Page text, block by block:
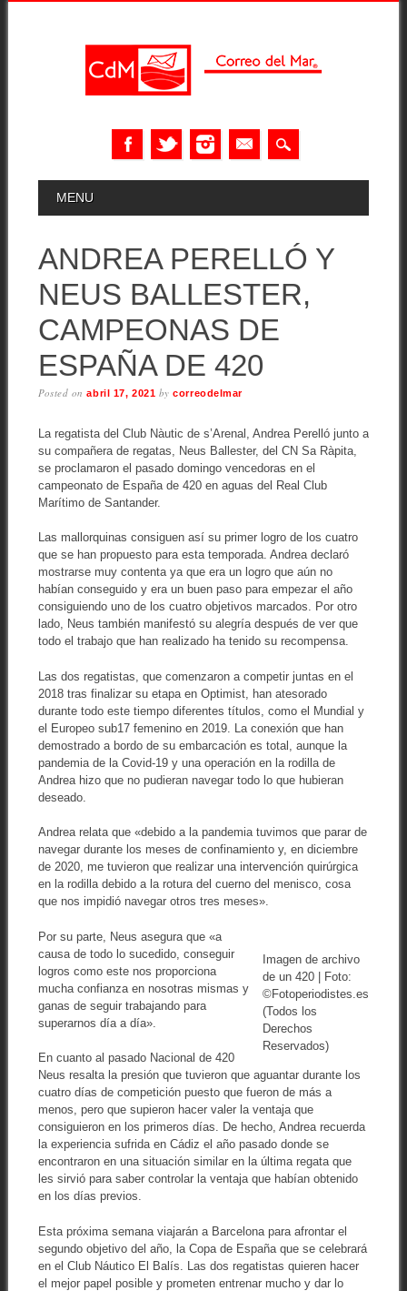
MAIN MENU
MENU
ANDREA PERELLÓ Y
NEUS BALLESTER,
CAMPEONAS DE
ESPAÑA DE 420
Posted onabril 17, 2021 bycorreodelmar
La regatista del Club Nàutic de s’Arenal, Andrea Perelló junto a
su compañera de regatas, Neus Ballester, del CN Sa Ràpita,
se proclamaron el pasado domingo vencedoras en el
campeonato de España de 420 en aguas del Real Club
Marítimo de Santander.
Las mallorquinas consiguen así su primer logro de los cuatro
que se han propuesto para esta temporada. Andrea declaró
mostrarse muy contenta ya que era un logro que aún no
habían conseguido y era un buen paso para empezar el año
consiguiendo uno de los cuatro objetivos marcados. Por otro
lado, Neus también manifestó su alegría después de ver que
todo el trabajo que han realizado ha tenido su recompensa.
Las dos regatistas, que comenzaron a competir juntas en el
2018 tras finalizar su etapa en Optimist, han atesorado
durante todo este tiempo diferentes títulos, como el Mundial y
el Europeo sub17 femenino en 2019. La conexión que han
demostrado a bordo de su embarcación es total, aunque la
pandemia de la Covid-19 y una operación en la rodilla de
Andrea hizo que no pudieran navegar todo lo que hubieran
deseado.
Andrea relata que «debido a la pandemia tuvimos que parar de
navegar durante los meses de confinamiento y, en diciembre
de 2020, me tuvieron que realizar una intervención quirúrgica
en la rodilla debido a la rotura del cuerno del menisco, cosa
que nos impidió navegar otros tres meses».
Imagen de archivo
de un 420 | Foto:
©Fotoperiodistes.es
(Todos los
Derechos
Reservados)
Por su parte, Neus asegura que «a
causa de todo lo sucedido, conseguir
logros como este nos proporciona
mucha confianza en nosotras mismas y
ganas de seguir trabajando para
superarnos día a día».
En cuanto al pasado Nacional de 420
Neus resalta la presión que tuvieron que aguantar durante los
cuatro días de competición puesto que fueron de más a
menos, pero que supieron hacer valer la ventaja que
consiguieron en los primeros días. De hecho, Andrea recuerda
la experiencia sufrida en Cádiz el año pasado donde se
encontraron en una situación similar en la última regata que
les sirvió para saber controlar la ventaja que habían obtenido
en los días previos.
Esta próxima semana viajarán a Barcelona para afrontar el
segundo objetivo del año, la Copa de España que se celebrará
en el Club Náutico El Balís. Las dos regatistas quieren hacer
el mejor papel posible y prometen entrenar mucho y dar lo